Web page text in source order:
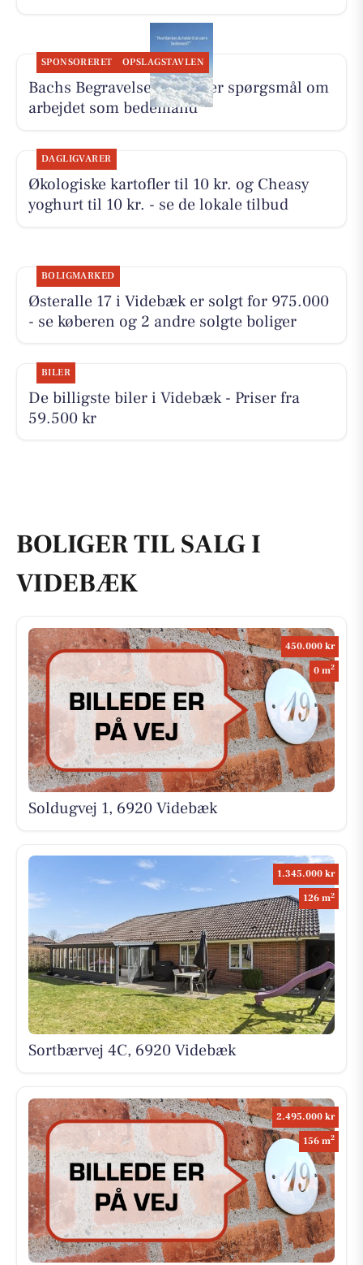
SPONSORERET OPSLAGSTAVLEN
Bachs Begravelser besvarer spørgsmål om
arbejdet som bedemand
DAGLIGVARER
Økologiske kartofler til 10 kr. og Cheasy
yoghurt til 10 kr. - se de lokale tilbud
BOLIGMARKED
Østeralle 17 i Videbæk er solgt for 975.000
- se køberen og 2 andre solgte boliger
BILER
De billigste biler i Videbæk - Priser fra
59.500 kr
BOLIGER TIL SALG I
VIDEBÆK
450.000 kr
0 m2
Soldugvej 1, 6920 Videbæk
1.345.000 kr
126 m2
Sortbærvej 4C, 6920 Videbæk
2.495.000 kr
156 m2